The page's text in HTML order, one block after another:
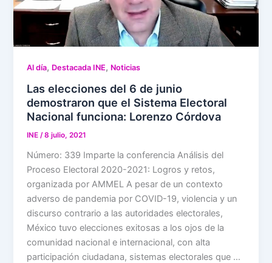
Al día, Destacada INE, Noticias
Las elecciones del 6 de junio
demostraron que el Sistema Electoral
Nacional funciona: Lorenzo Córdova
INE /8 julio, 2021
Número: 339 Imparte la conferencia Análisis del
Proceso Electoral 2020-2021: Logros y retos,
organizada por AMMEL A pesar de un contexto
adverso de pandemia por COVID-19, violencia y un
discurso contrario a las autoridades electorales,
México tuvo elecciones exitosas a los ojos de la
comunidad nacional e internacional, con alta
participación ciudadana, sistemas electorales que …